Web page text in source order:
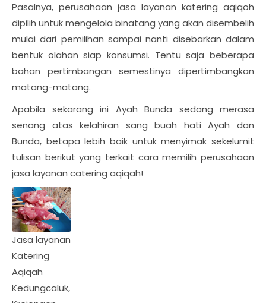
Pasalnya, perusahaan jasa layanan katering aqiqoh
dipilih untuk mengelola binatang yang akan disembelih
mulai dari pemilihan sampai nanti disebarkan dalam
bentuk olahan siap konsumsi. Tentu saja beberapa
bahan pertimbangan semestinya dipertimbangkan
matang-matang.
Apabila sekarang ini Ayah Bunda sedang merasa
senang atas kelahiran sang buah hati Ayah dan
Bunda, betapa lebih baik untuk menyimak sekelumit
tulisan berikut yang terkait cara memilih perusahaan
jasa layanan catering aqiqah!
Jasa layanan
Katering
Aqiqah
Kedungcaluk,